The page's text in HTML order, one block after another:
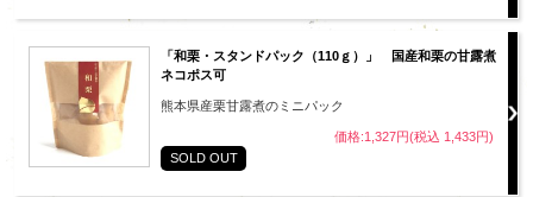
「和栗・スタンドパック（110ｇ）」 国産和栗の甘露煮
ネコポス可
熊本県産栗甘露煮のミニパック
価格:1,327円(税込 1,433円)
SOLD OUT